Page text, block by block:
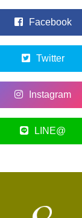
Facebook
Twitter
Instagram
LINE@